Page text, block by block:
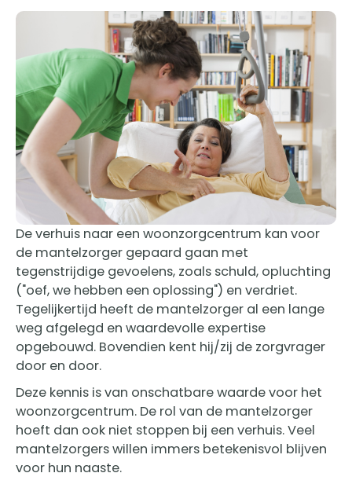
De verhuis naar een woonzorgcentrum kan voor
de mantelzorger gepaard gaan met
tegenstrijdige gevoelens, zoals schuld, opluchting
("oef, we hebben een oplossing") en verdriet.
Tegelijkertijd heeft de mantelzorger al een lange
weg afgelegd en waardevolle expertise
opgebouwd. Bovendien kent hij/zij de zorgvrager
door en door.
Deze kennis is van onschatbare waarde voor het
woonzorgcentrum. De rol van de mantelzorger
hoeft dan ook niet stoppen bij een verhuis. Veel
mantelzorgers willen immers betekenisvol blijven
voor hun naaste.